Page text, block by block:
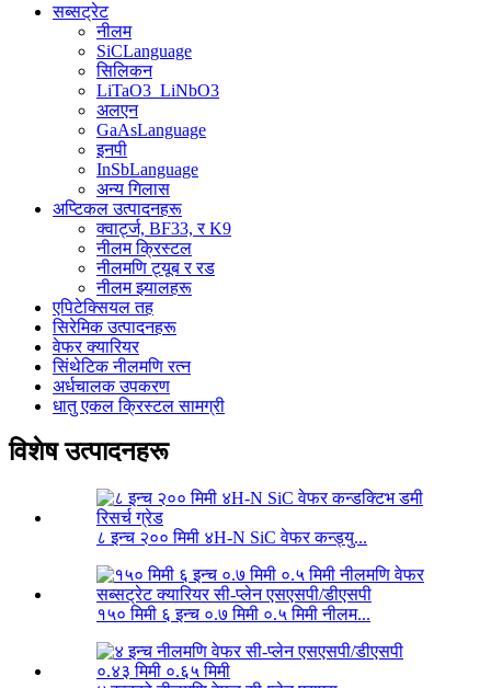
सब्सट्रेट
नीलम
SiCLanguage
सिलिकन
LiTaO3_LiNbO3
अलएन
GaAsLanguage
इनपी
InSbLanguage
अन्य गिलास
अप्टिकल उत्पादनहरू
क्वार्ट्ज, BF33, र K9
नीलम क्रिस्टल
नीलमणि ट्यूब र रड
नीलम झ्यालहरू
एपिटेक्सियल तह
सिरेमिक उत्पादनहरू
वेफर क्यारियर
सिंथेटिक नीलमणि रत्न
अर्धचालक उपकरण
धातु एकल क्रिस्टल सामग्री
विशेष उत्पादनहरू
८ इन्च २०० मिमी ४H-N SiC वेफर कन्ड्यु...
१५० मिमी ६ इन्च ०.७ मिमी ०.५ मिमी नीलम...